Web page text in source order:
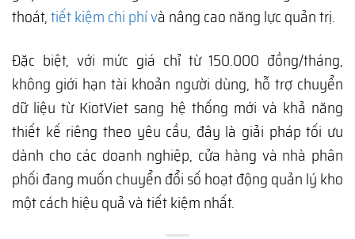
thoát,tiết kiệm chi phí và nâng cao năng lực quản trị.
Đặc biệt, với mức giá chỉ từ 150.000 đồng/tháng,
không giới hạn tài khoản người dùng, hỗ trợ chuyển
dữ liệu từ KiotViet sang hệ thống mới và khả năng
thiết kế riêng theo yêu cầu, đây là giải pháp tối ưu
dành cho các doanh nghiệp, cửa hàng và nhà phân
phối đang muốn chuyển đổi số hoạt động quản lý kho
một cách hiệu quả và tiết kiệm nhất.